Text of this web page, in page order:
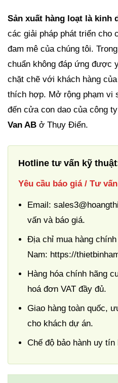
Sản xuất hàng loạt là kinh
các giải pháp phát triển cho
đam mê của chúng tôi.
chuẩn không đáp ứng được
chặt chẽ với khách hàng
thích hợp. Mở rộng phạm vi
đến cửa con dao của công
Van AB ở Thụy Điển.
Hotline tư vấn kỹ
Yêu cầu báo giá / Tư
Email:
vấn và báo giá.
Địa chỉ mua hàng
Nam: https://
Hàng hóa chính hãng
hoá đơn VAT đầy đủ.
Giao hàng toàn quốc,
cho khách dự án.
Chế độ bảo hành uy